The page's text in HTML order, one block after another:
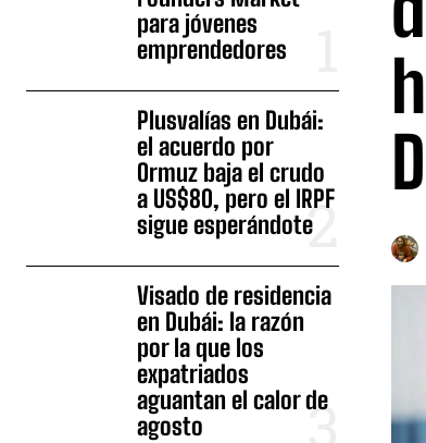
para jóvenes
emprendedores
Plusvalías en Dubái:
el acuerdo por
Ormuz baja el crudo
a US$80, pero el IRPF
sigue esperándote
Visado de residencia
en Dubái: la razón
por la que los
expatriados
aguantan el calor de
agosto